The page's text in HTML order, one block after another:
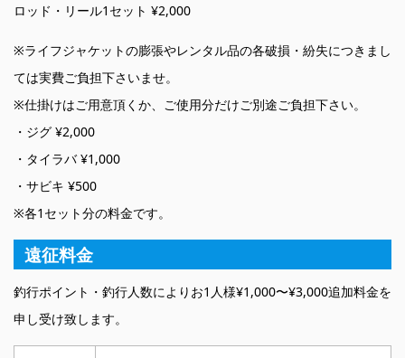
ロッド・リール1セット ¥2,000
※ライフジャケットの膨張やレンタル品の各破損・紛失につきまし
ては実費ご負担下さいませ。
※仕掛けはご用意頂くか、ご使用分だけご別途ご負担下さい。
・ジグ ¥2,000
・タイラバ ¥1,000
・サビキ ¥500
※各1セット分の料金です。
遠征料金
釣行ポイント・釣行人数によりお1人様¥1,000〜¥3,000追加料金を
申し受け致します。